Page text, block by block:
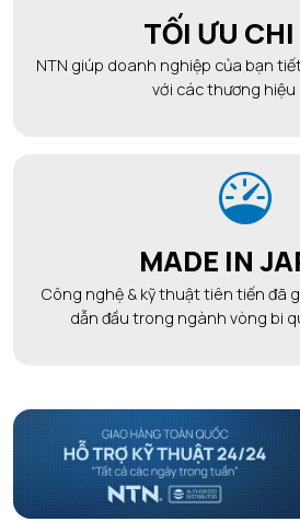
TỐI ƯU
NTN giúp doanh nghiệp của bạn
với các thương hiệu
MADE IN
Công nghệ & kỹ thuật tiên tiến đã
dẫn đầu trong ngành vòng bi